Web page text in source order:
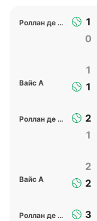
Роллан де Равель С
1
0
Вайс А
1
1
Роллан де Равель С
2
1
Вайс А
2
2
Роллан де Равель С
3